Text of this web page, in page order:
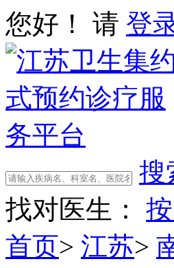
您好！ 请 登
搜
找对医生：
首页> 江苏>